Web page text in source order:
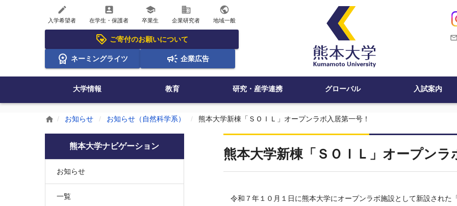
create
入学希望者
account_box
在学生・保護者
school
卒業生
business
企業研究者
public
地域一般
ご寄付のお願いについて
ネーミングライツ 企業広告
mail_outline
大学情報 教育 研究・産学連携 グローバル 入試案内
home お知らせ お知らせ（自然科学系） 熊本大学新棟「ＳＯＩＬ」オープンラボ入居第一号！
熊本大学新棟「ＳＯＩＬ」オープンラ
令和７年１０月１日に熊本大学にオープンラボ施設として新設された
熊本大学ナビゲーション
お知らせ
一覧